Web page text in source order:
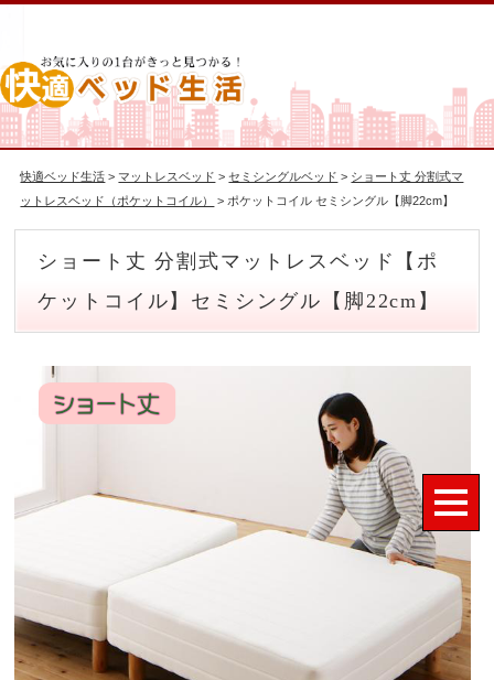
快適ベッド生活 > マットレスベッド >セミシングルベッド > ショート丈 分割式マ
ットレスベッド（ポケットコイル）
> ポケットコイル セミシングル【脚22cm】
ショート丈 分割式マットレスベッド【ポ
ケットコイル】セミシングル【脚22cm】